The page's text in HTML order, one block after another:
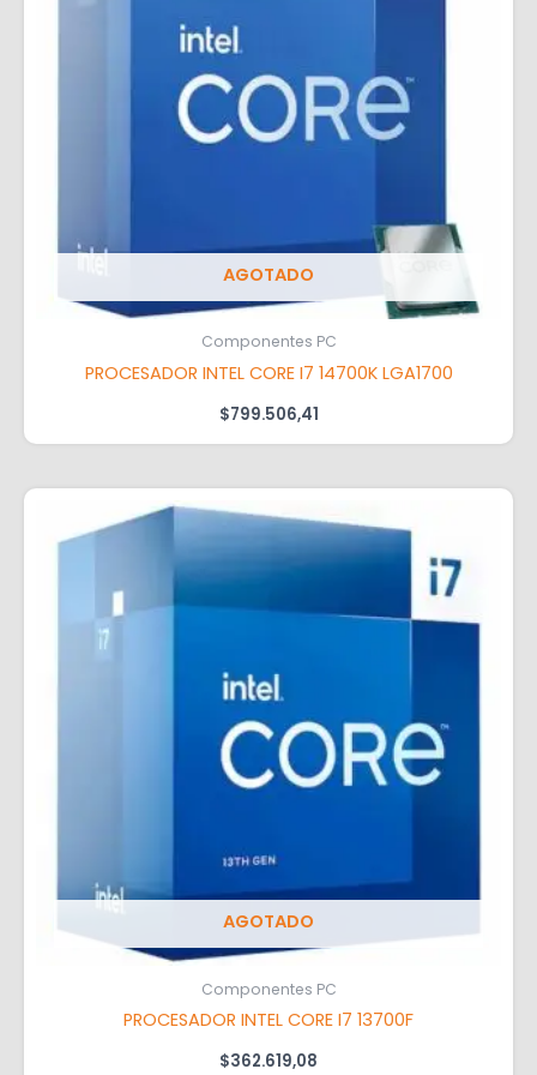
AGOTADO
Componentes PC
PROCESADOR INTEL CORE I7 14700K LGA1700
$799.506,41
AGOTADO
Componentes PC
PROCESADOR INTEL CORE I7 13700F
$362.619,08